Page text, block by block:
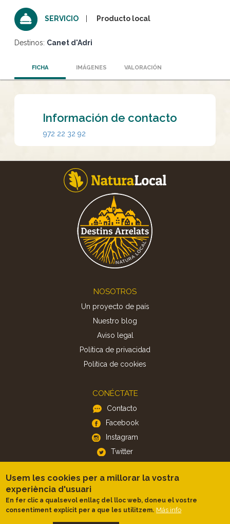
SERVICIO Producto local
Destinos: Canet d'Adri
FICHA IMÁGENES VALORACIÓN
Información de contacto
972 22 32 92
NOSOTROS
Un proyecto de país
Nuestro blog
Aviso legal
Política de privacidad
Politica de cookies
CONÉCTATE
Contacto
Facebook
Instagram
Twitter
APP
iOS
Android
Usem les cookies per a millorar la vostra
experiència d'usuari
En fer clic a qualsevol enllaç del lloc web, doneu el vostre
consentiment explícit per a que les utilitzem. Más info